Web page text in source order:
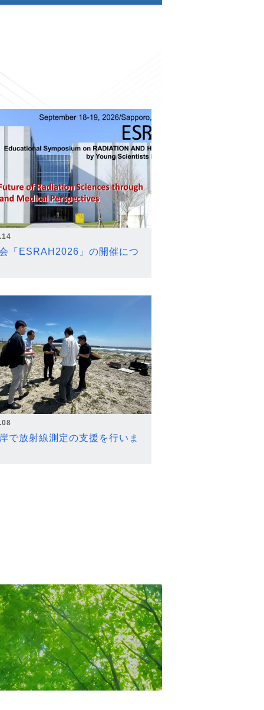
「ESRAH2026」の開催につ
で放射線測定の支援を行いま